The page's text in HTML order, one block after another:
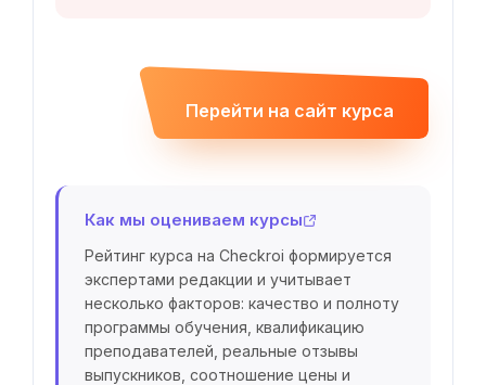
Перейти на сайт курса
Как мы оцениваем курсы
Рейтинг курса на Checkroi формируется
экспертами редакции и учитывает
несколько факторов: качество и полноту
программы обучения, квалификацию
преподавателей, реальные отзывы
выпускников, соотношение цены и